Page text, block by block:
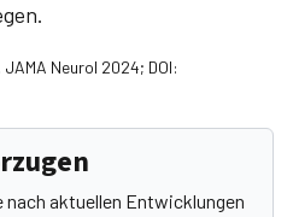
Neurol 2024; DOI:
nach aktuellen Entwicklungen